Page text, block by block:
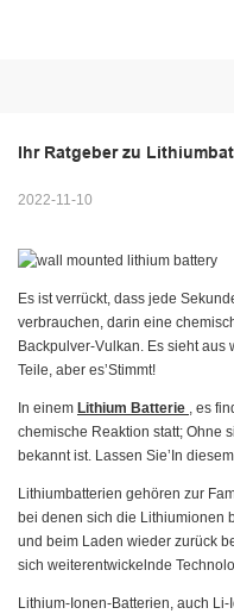
Ihr Ratgeber zu
2022-11-10
Es ist verrückt, dass jede
verbrauchen, darin eine
Backpulver-Vulkan. Es sieht
Teile, aber es’Stimmt!
In einem Lithium Batterie , es
chemische Reaktion statt; Ohne
bekannt ist. Lassen Sie’In
Lithiumbatterien gehören zur
bei denen sich die Lithiumionen
und beim Laden wieder zurück
sich weiterentwickelnde
Lithium-Ionen-Batterien, auch